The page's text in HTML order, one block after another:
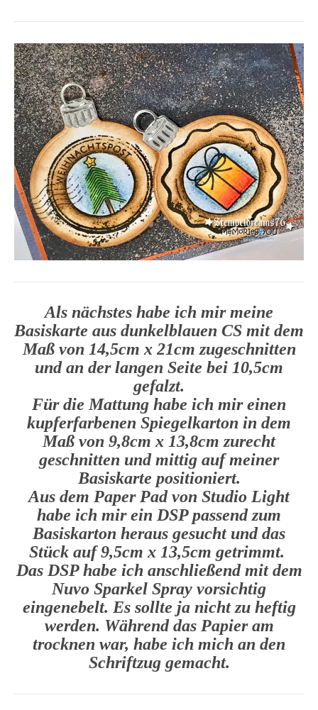
Als nächstes habe ich mir meine
Basiskarte aus dunkelblauen CS mit dem
Maß von 14,5cm x 21cm zugeschnitten
und an der langen Seite bei 10,5cm
gefalzt.
Für die Mattung habe ich mir einen
kupferfarbenen Spiegelkarton in dem
Maß von 9,8cm x 13,8cm zurecht
geschnitten und mittig auf meiner
Basiskarte positioniert.
Aus dem Paper Pad von Studio Light
habe ich mir ein DSP passend zum
Basiskarton heraus gesucht und das
Stück auf 9,5cm x 13,5cm getrimmt.
Das DSP habe ich anschließend mit dem
Nuvo Sparkel Spray vorsichtig
eingenebelt. Es sollte ja nicht zu heftig
werden. Während das Papier am
trocknen war, habe ich mich an den
Schriftzug gemacht.